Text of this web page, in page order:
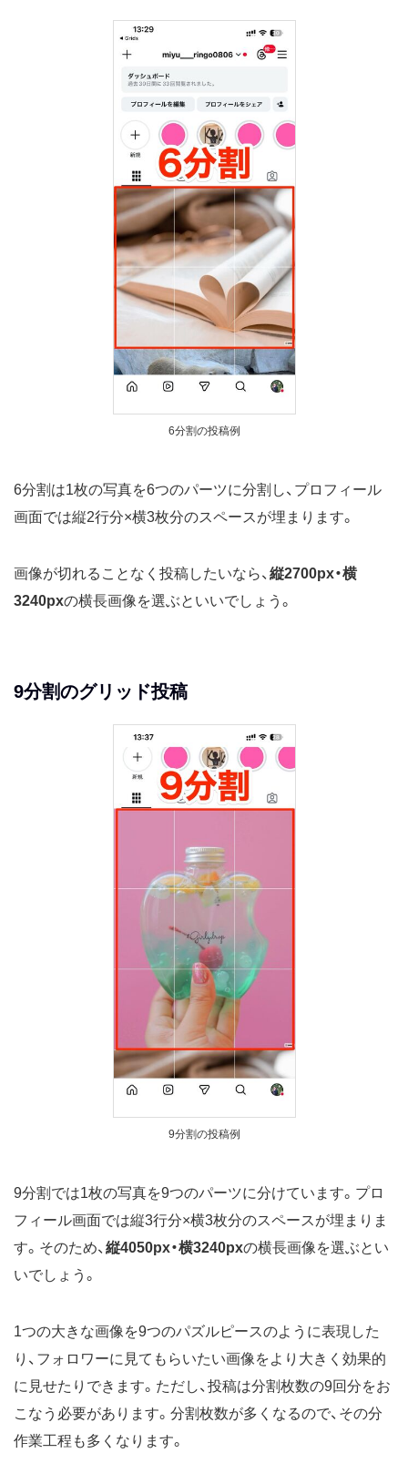
6分割の投稿例
6分割は1枚の写真を6つのパーツに分割し、プロフィール
画面では縦2行分×横3枚分のスペースが埋まります。
画像が切れることなく投稿したいなら、 縦2700px・横
3240pxの横長画像を選ぶといいでしょう。
9分割のグリッド投稿
9分割の投稿例
9分割では1枚の写真を9つのパーツに分けています。プロ
フィール画面では縦3行分×横3枚分のスペースが埋まりま
す。そのため、 縦4050px・横3240pxの横長画像を選ぶとい
いでしょう。
1つの大きな画像を9つのパズルピースのように表現した
り、フォロワーに見てもらいたい画像をより大きく効果的
に見せたりできます。ただし、投稿は分割枚数の9回分をお
こなう必要があります。分割枚数が多くなるので、その分
作業工程も多くなります。